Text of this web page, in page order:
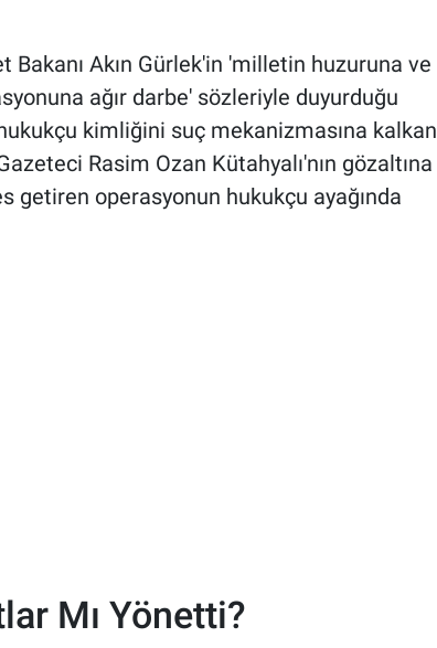
Bakanı Akın Gürlek'in 'milletin huzuruna ve
ağır darbe' sözleriyle duyurduğu
kimliğini suç mekanizmasına kalkan
Rasim Ozan Kütahyalı'nın gözaltına
getiren operasyonun hukukçu ayağında
Mı Yönetti?